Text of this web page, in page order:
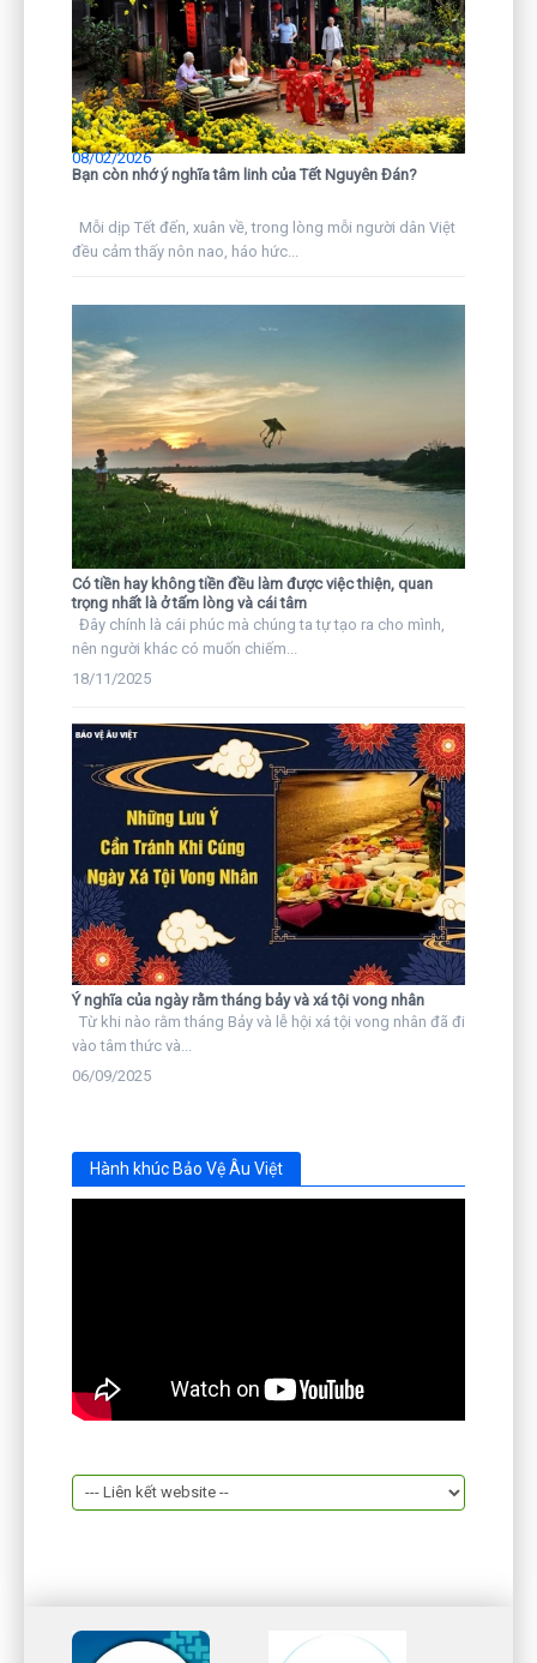
Bạn còn nhớ ý nghĩa tâm linh của Tết Nguyên Đán?
08/02/2026
Mỗi dịp Tết đến, xuân về, trong lòng mỗi người dân Việt
đều cảm thấy nôn nao, háo hức...
Có tiền hay không tiền đều làm được việc thiện, quan
trọng nhất là ở tấm lòng và cái tâm
Đây chính là cái phúc mà chúng ta tự tạo ra cho mình,
nên người khác có muốn chiếm...
18/11/2025
Ý nghĩa của ngày rằm tháng bảy và xá tội vong nhân
Từ khi nào rằm tháng Bảy và lễ hội xá tội vong nhân đã đi
vào tâm thức và...
06/09/2025
Hành khúc Bảo Vệ Âu Việt